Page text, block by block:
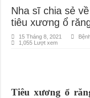
Cách nhận biết và khắc
Nguyên nhân và cách
Quá trình mọc răng
Chụp x-quang răng
Chảy máu chân răng và
Nha sĩ chia sẻ
tiêu xương ổ
15 Tháng 8, 2021
1,055 Lượt xem
Tiêu xương ổ